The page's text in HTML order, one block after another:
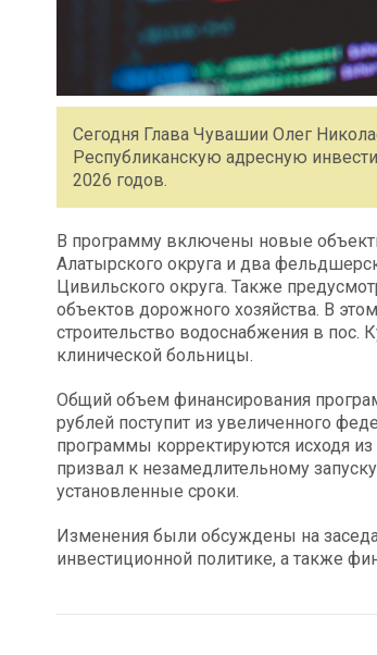
Сегодня Глава Чувашии Олег
Республиканскую адресную
2026 годов.
В программу включены новые
Алатырского округа и два
Цивильского округа. Также
объектов дорожного хозяйства. В
строительство водоснабжения в пос.
клинической больницы.
Общий объем финансирования
рублей поступит из увеличенного
программы корректируются исходя
призвал к незамедлительному
установленные сроки.
Изменения были обсуждены на
инвестиционной политике, а также